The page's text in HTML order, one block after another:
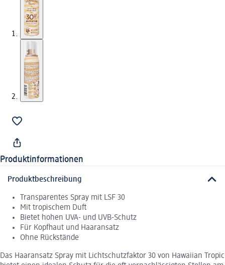
Produktinformationen
Produktbeschreibung
Transparentes Spray mit LSF 30
Mit tropischem Duft
Bietet hohen UVA- und UVB-Schutz
Für Kopfhaut und Haaransatz
Ohne Rückstände
Das Haaransatz Spray mit Lichtschutzfaktor 30 von Hawaiian Tropic